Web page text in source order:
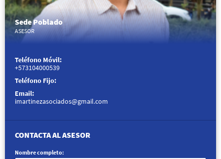
Sede Poblado
ASESOR
Teléfono Móvil:
+573104000539
Teléfono Fijo:
Email:
imartinezasociados@gmail.com
CONTACTA AL ASESOR
Nombre completo: